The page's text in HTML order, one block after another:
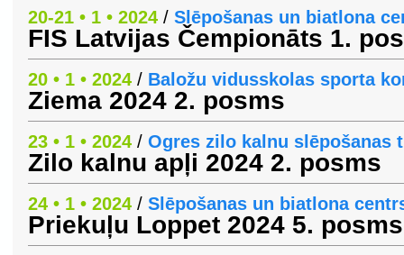
20-21 • 1 • 2024 / Slēpošanas un biatlona
FIS Latvijas Čempionāts 1.
20 • 1 • 2024 / Baložu vidusskolas sporta
Ziema 2024 2. posms
23 • 1 • 2024 / Ogres zilo kalnu slēpošanas
Zilo kalnu apļi 2024 2. posms
24 • 1 • 2024 / Slēpošanas un biatlona
Priekuļu Loppet 2024 5. posms